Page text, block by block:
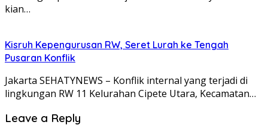
kian…
Kisruh Kepengurusan RW, Seret Lurah ke Tengah
Pusaran Konflik
Jakarta SEHATYNEWS – Konflik internal yang terjadi di
lingkungan RW 11 Kelurahan Cipete Utara, Kecamatan…
Leave a Reply